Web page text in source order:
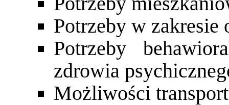
Potrzeby w
Potrzeby
zdrowia
Możliwości